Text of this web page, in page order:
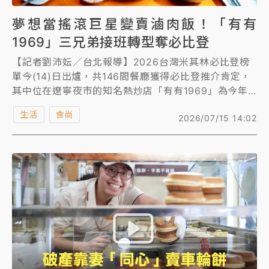
夢想當搖滾巨星變賣滷肉飯！「有有
1969」三兄弟接班轉型奪必比登
【記者劉沛妘／台北報導】2026台灣米其林必比登榜
單今(14)日出爐，共146間餐廳獲得必比登推介肯定，
其中位在遼寧夜市的知名熱炒店「有有1969」為今年
新入選餐廳之一，由三代三兄弟接手經營，人氣火紅到
在遼寧街上共開了3間分店。《知新聞》今中午前往餐
廳，即使是平日也高達9成滿。如今接班轉型後，首度
心，有種沒有辜負阿嬤培養我們的感覺。」
2026/07/15 14:02
生活 食尚